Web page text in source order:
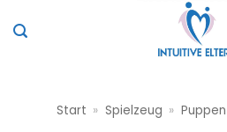
Inhalt
Start » Spielzeug » Puppen